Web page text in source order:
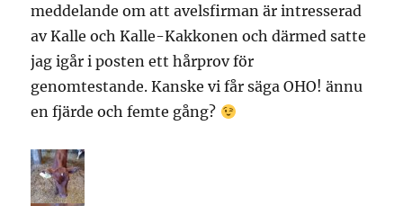
meddelande om att avelsfirman är intresserad
av Kalle och Kalle-Kakkonen och därmed satte
jag igår i posten ett hårprov för
genomtestande. Kanske vi får säga OHO! ännu
en fjärde och femte gång?